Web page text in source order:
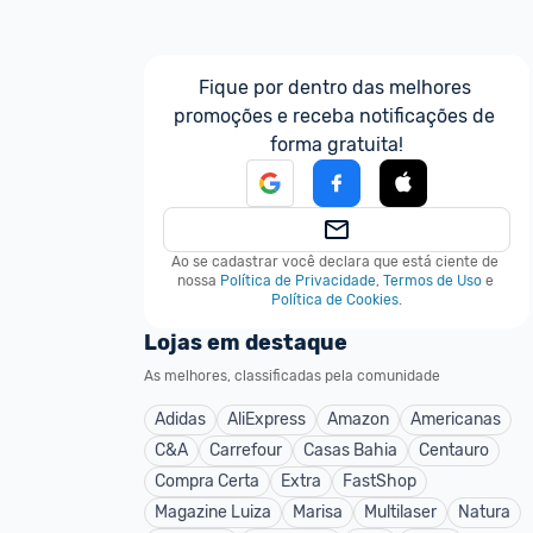
Fique por dentro das melhores
promoções e receba notificações de
forma gratuita!
Ao se cadastrar você declara que está ciente de
nossa Política de Privacidade, Termos de Uso e
Política de Cookies.
Lojas em destaque
As melhores, classificadas pela comunidade
Adidas AliExpress Amazon
Americanas
C&A
Carrefour Casas Bahia
Centauro
Compra Certa
Extra
FastShop
Magazine Luiza
Marisa Multilaser
Natura